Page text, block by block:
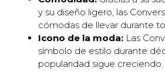
y su diseño ligero, las
cómodas de llevar durante
Icono de la moda: Las
símbolo de estilo durante
popularidad sigue creciendo.